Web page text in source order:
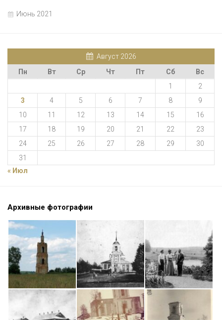
Июнь 2021
Август 2026
Пн
Вт Ср Чт Пт Сб
Вс
1
2
3
4 5 6 7 8
9
10
11 12 13 14 15
16
17
18 19 20 21 22
23
24
25 26 27 28 29
30
31
« Июл
Архивные фотографии